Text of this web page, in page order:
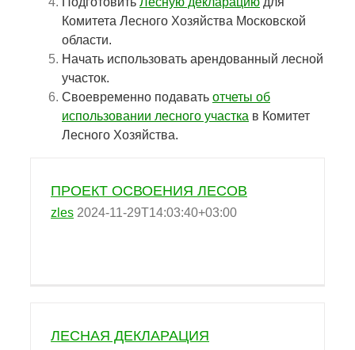
Комитета Лесного Хозяйства Московской
области.
Начать использовать арендованный лесной
участок.
Своевременно подавать отчеты об
использовании лесного участка в Комитет
Лесного Хозяйства.
ПРОЕКТ ОСВОЕНИЯ ЛЕСОВ
zles 2024-11-29T14:03:40+03:00
ЛЕСНАЯ ДЕКЛАРАЦИЯ